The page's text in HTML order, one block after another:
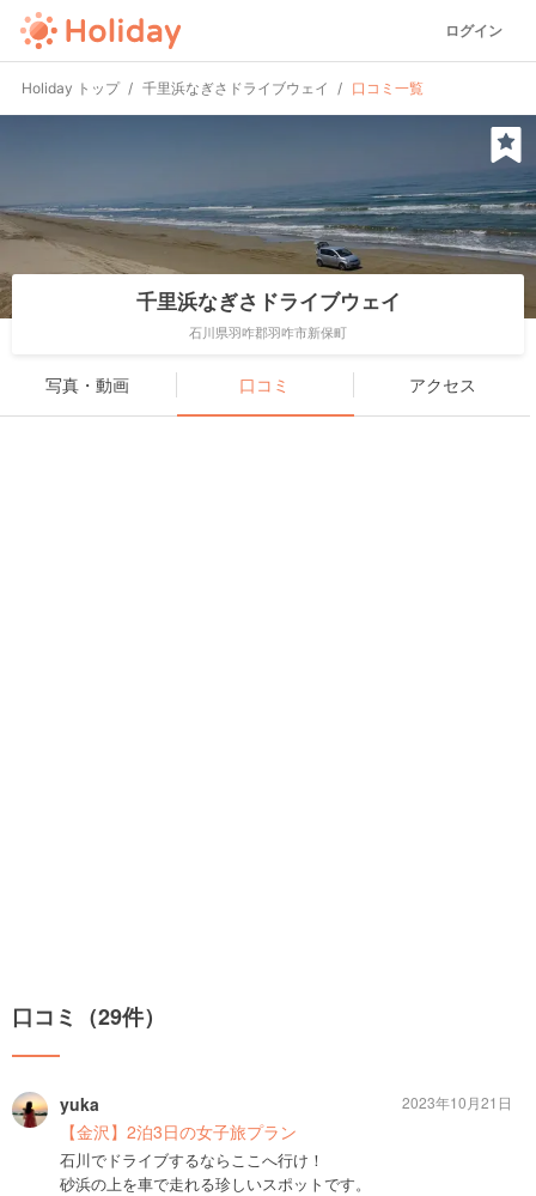
ログイン
Holiday トップ 千里浜なぎさドライブウェイ 口コミ一覧
千里浜なぎさドライブウェイ
石川県羽咋郡羽咋市新保町
写真・動画 口コミ アクセス
口コミ（29件）
yuka
【金沢】2泊3日の女子旅プラン
石川でドライブするならここへ行け！
砂浜の上を車で走れる珍しいスポットです。
2023年10月21日